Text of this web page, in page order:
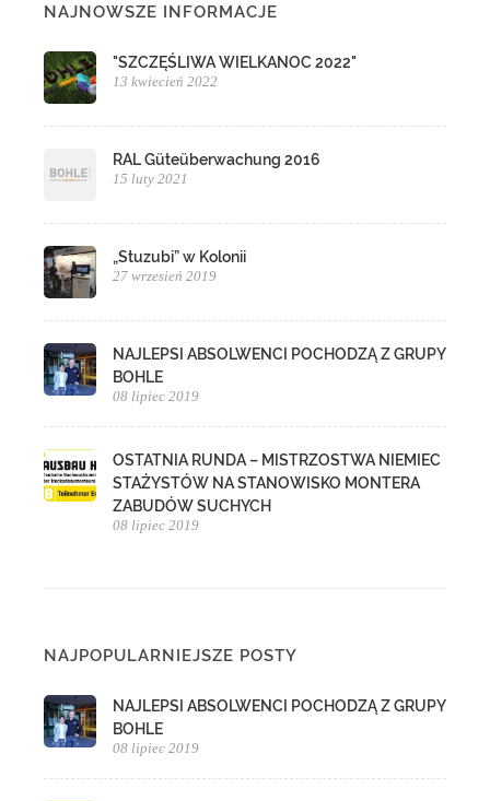
NAJNOWSZE INFORMACJE
"SZCZĘŚLIWA WIELKANOC 2022"
13 kwiecień 2022
RAL Güteüberwachung 2016
15 luty 2021
„Stuzubi” w Kolonii
27 wrzesień 2019
NAJLEPSI ABSOLWENCI POCHODZĄ Z GRUPY
BOHLE
08 lipiec 2019
OSTATNIA RUNDA – MISTRZOSTWA NIEMIEC
STAŻYSTÓW NA STANOWISKO MONTERA
ZABUDÓW SUCHYCH
08 lipiec 2019
NAJPOPULARNIEJSZE POSTY
NAJLEPSI ABSOLWENCI POCHODZĄ Z GRUPY
BOHLE
08 lipiec 2019